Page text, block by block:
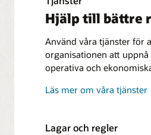
Hjälp till bättre
Använd våra tjänster för
organisationen att
operativa och
Läs mer om våra tjänster
Lagar och regler